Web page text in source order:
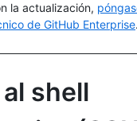
la actualización,
de GitHub Enterprise.
shell